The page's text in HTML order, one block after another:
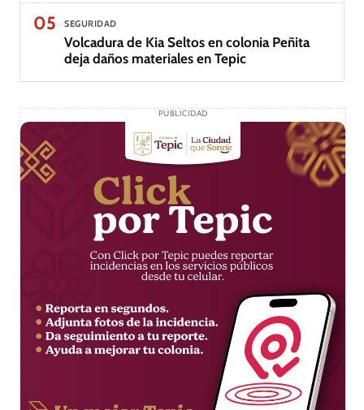
05 SEGURIDAD
Volcadura de Kia Seltos en colonia Peñita
deja daños materiales en Tepic
PUBLICIDAD